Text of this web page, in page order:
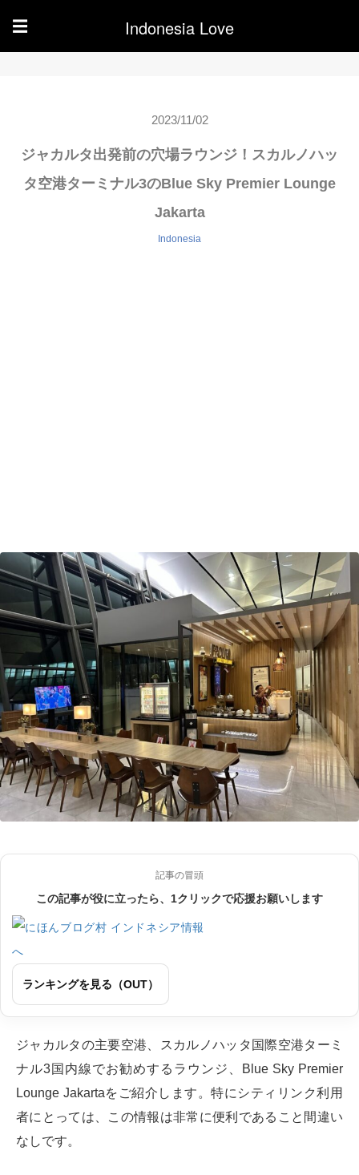
☰ Indonesia Love
2023/11/02
ジャカルタ出発前の穴場ラウンジ！スカルノハッ
タ空港ターミナル3のBlue Sky Premier Lounge
Jakarta
Indonesia
記事の冒頭
この記事が役に立ったら、1クリックで応援お願いします
ランキングを見る（OUT）
ジャカルタの主要空港、スカルノハッタ国際空港ターミ
ナル3国内線でお勧めするラウンジ、Blue Sky Premier
Lounge Jakartaをご紹介します。特にシティリンク利用
者にとっては、この情報は非常に便利であること間違い
なしです。